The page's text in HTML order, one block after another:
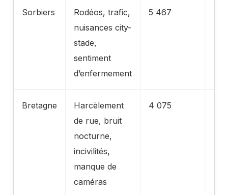
Sorbiers
Rodéos, trafic,
nuisances city-
stade,
sentiment
d’enfermement
5 467
Bretagne
Harcèlement
de rue, bruit
nocturne,
incivilités,
manque de
caméras
4 075